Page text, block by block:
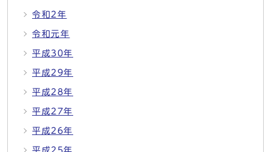
令和2年
令和元年
平成30年
平成29年
平成28年
平成27年
平成26年
平成25年